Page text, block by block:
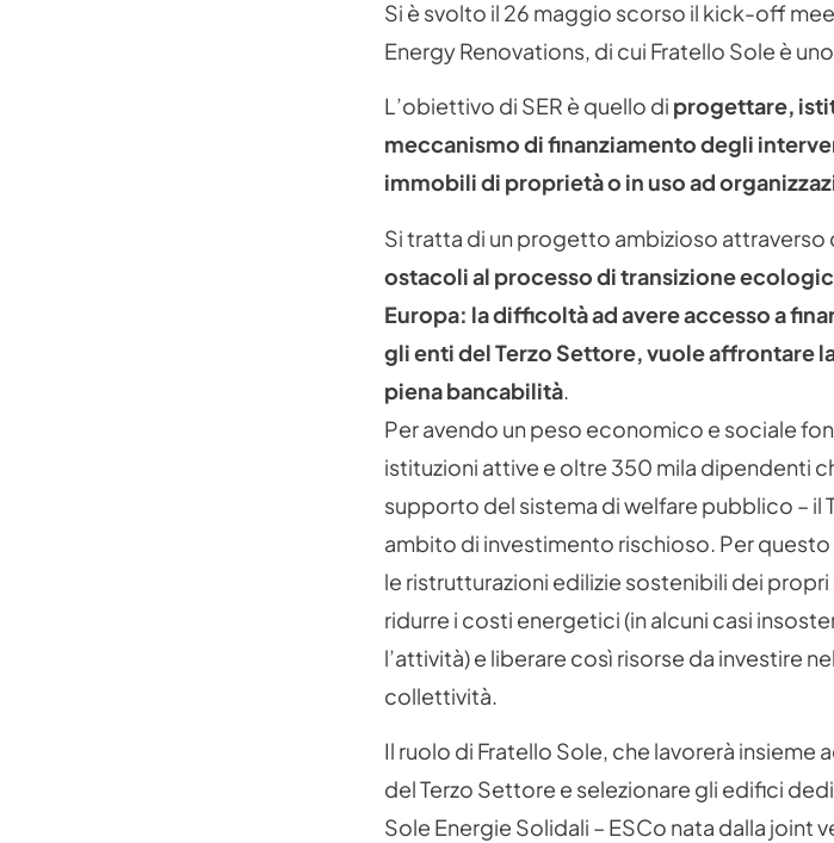
Si è svolto il 26 maggio scorso il kick-off
Energy Renovations, di cui Fratello Sole è
L’obiettivo di SER è quello di progettare,
meccanismo di finanziamento degli
immobili di proprietà o in uso ad
Si tratta di un progetto ambizioso attraverso
ostacoli al processo di transizione
Europa: la difficoltà ad avere accesso a
gli enti del Terzo Settore, vuole affrontare
piena bancabilità.
Per avendo un peso economico e sociale
istituzioni attive e oltre 350 mila dipendenti
supporto del sistema di welfare pubblico – il
ambito di investimento rischioso. Per
le ristrutturazioni edilizie sostenibili dei
ridurre i costi energetici (in alcuni casi
l’attività) e liberare così risorse da investire
collettività.
Il ruolo di Fratello Sole, che lavorerà insieme
del Terzo Settore e selezionare gli edifici
Sole Energie Solidali – ESCo nata dalla joint